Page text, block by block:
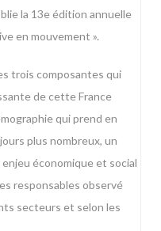
la 13e édition annuelle
en mouvement ».
trois composantes qui
de cette France
qui prend en
plus nombreux, un
économique et social
responsables observé
secteurs et selon les